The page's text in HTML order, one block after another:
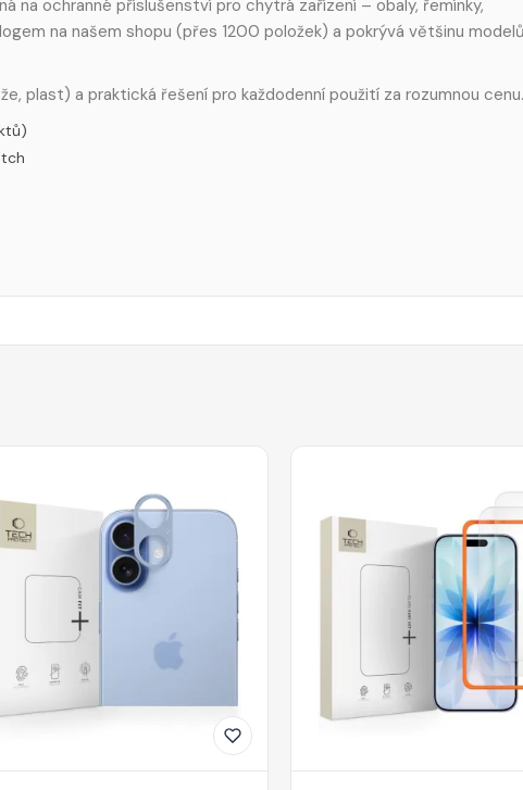
na ochranné příslušenství pro chytrá zařízení – obaly, řemínky,
na našem shopu (přes 1200 položek) a pokrývá většinu
plast) a praktická řešení pro každodenní použití za rozumnou cenu.